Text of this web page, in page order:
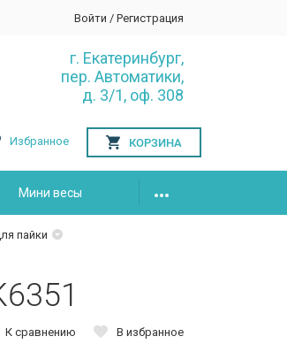
Войти / Регистрация
г. Екатеринбург,
пер. Автоматики,
д. 3/1, оф. 308
Избранное КОРЗИНА
Мини весы
пайки
К сравнению В избранное